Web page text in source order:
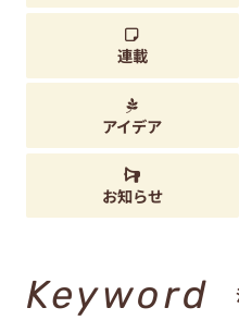
連載
アイデア
お知らせ
Keyword